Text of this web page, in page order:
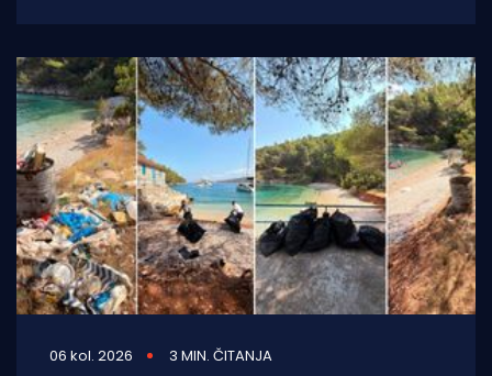
06 kol. 2026 3 MIN. ČITANJA